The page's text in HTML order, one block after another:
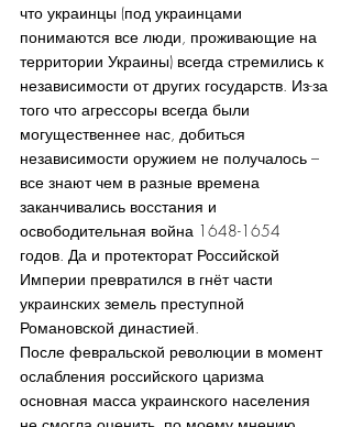
что украинцы (под украинцами
понимаются все люди, проживающие на
территории Украины) всегда стремились к
независимости от других государств. Из-за
того что агрессоры всегда были
могущественнее нас, добиться
независимости оружием не получалось –
все знают чем в разные времена
заканчивались восстания и
освободительная война 1648-1654
годов. Да и протекторат Российской
Империи превратился в гнёт части
украинских земель преступной
Романовской династией.
После февральской революции в момент
ослабления российского царизма
основная масса украинского населения